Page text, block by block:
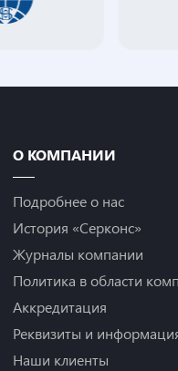
О КОМПАНИИ
Подробнее о нас
История «Серконс»
Журналы компании
Политика в области
Аккредитация
Реквизиты и
Наши клиенты